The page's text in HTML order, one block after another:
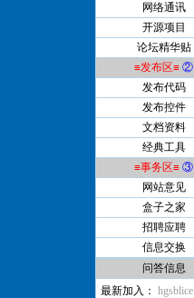
网络通讯
开源项目
论坛精华贴
≡发布区≡ ②
发布代码
发布控件
文档资料
经典工具
≡事务区≡ ③
网站意见
盒子之家
招聘应聘
信息交换
问答信息
最新加入： hgsblice